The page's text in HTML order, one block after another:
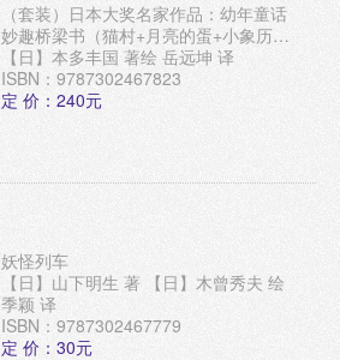
（套装）日本大奖名家作品：幼年童话
妙趣桥梁书（猫村+月亮的蛋+小象历险
记+猫的守护星等）
【日】本多丰国 著绘 岳远坤 译
ISBN：9787302467823
定 价：240元
妖怪列车
【日】山下明生 著 【日】木曾秀夫 绘
季颖 译
ISBN：9787302467779
定 价：30元